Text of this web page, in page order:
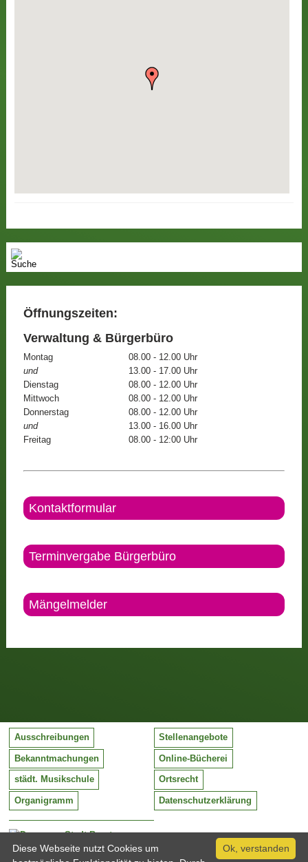
Öffnungszeiten:
Verwaltung & Bürgerbüro
Montag
08.00 - 12.00 Uhr
und
13.00 - 17.00 Uhr
Dienstag
08.00 - 12.00 Uhr
Mittwoch
08.00 - 12.00 Uhr
Donnerstag
08.00 - 12.00 Uhr
und
13.00 - 16.00 Uhr
Freitag
08.00 - 12:00 Uhr
Kontaktformular
Terminvergabe Bürgerbüro
Mängelmelder
Stadt Barntrup
Mittelstraße 38
32683 Barntrup
Ausschreibungen Stellenangebote
Bekanntmachungen Online-Bücherei
städt. Musikschule Ortsrecht
Organigramm Datenschutzerklärung
Ok, verstanden
Diese Webseite nutzt Cookies um